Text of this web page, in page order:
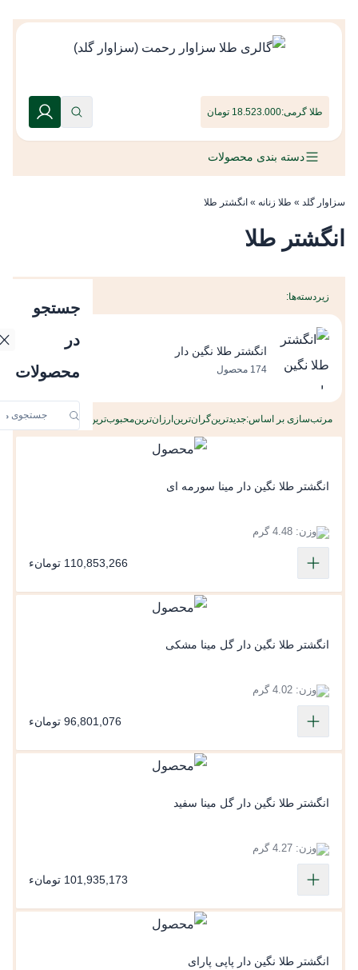
طلا گرمی:18.523.000 تومان
جستجو
در
محصولات
دسته بندی محصولات
سزاوار گلد » طلا زنانه » انگشتر طلا
انگشتر طلا
زیردسته‌ها:
انگشتر طلا نگین دار
174 محصول
مرتب‌سازی بر اساس:جدیدترینگران‌ترین ارزان‌ترینمحبوب‌ترین
انگشتر طلا نگین دار مینا سورمه ای
وزن: 4.48 گرم
110,853,266 تومانء
انگشتر طلا نگین دار گل مینا مشکی
وزن: 4.02 گرم
96,801,076 تومانء
انگشتر طلا نگین دار گل مینا سفید
وزن: 4.27 گرم
101,935,173 تومانء
انگشتر طلا نگین دار پاپی پارای